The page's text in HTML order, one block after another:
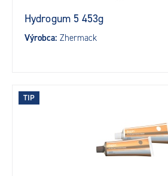
Hydrogum 5 453g
Výrobca: Zhermack
TIP